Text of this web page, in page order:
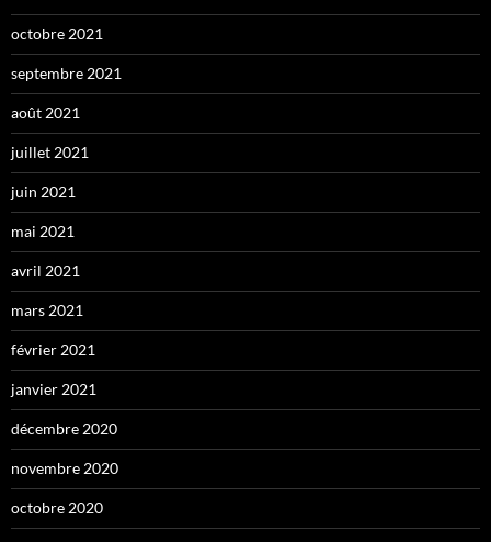
octobre 2021
septembre 2021
août 2021
juillet 2021
juin 2021
mai 2021
avril 2021
mars 2021
février 2021
janvier 2021
décembre 2020
novembre 2020
octobre 2020